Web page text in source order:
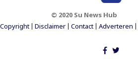
© 2020 Su News Hub
Footer Menu
Copyright Disclaimer Contact Adverteren